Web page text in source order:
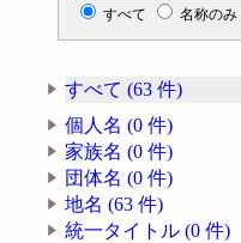
すべて 名称のみ
すべて (63 件)
個人名 (0 件)
家族名 (0 件)
団体名 (0 件)
地名 (63 件)
統一タイトル (0 件)